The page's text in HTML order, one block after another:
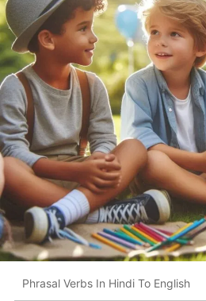
Phrasal Verbs In Hindi To English